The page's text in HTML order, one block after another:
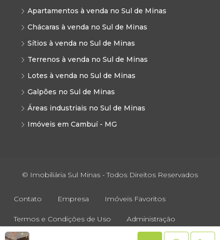
Apartamentos à venda no Sul de Minas
Chácaras à venda no Sul de Minas
Sítios à venda no Sul de Minas
Terrenos à venda no Sul de Minas
Lotes à venda no Sul de Minas
Galpões no Sul de Minas
Áreas industriais no Sul de Minas
Imóveis em Cambuí - MG
© Imobiliária Sul Minas - Todos Direitos Reservados
Contato Empresa Imóveis Favoritos
Termos e Condições de Uso Administração